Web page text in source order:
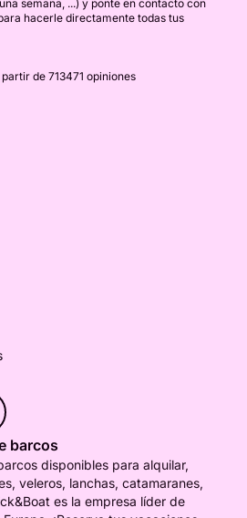
semana, ...) y ponte en contacto con
hacerle directamente todas tus
de 713471 opiniones
barcos
disponibles para alquilar,
veleros, lanchas, catamaranes,
es la empresa líder de